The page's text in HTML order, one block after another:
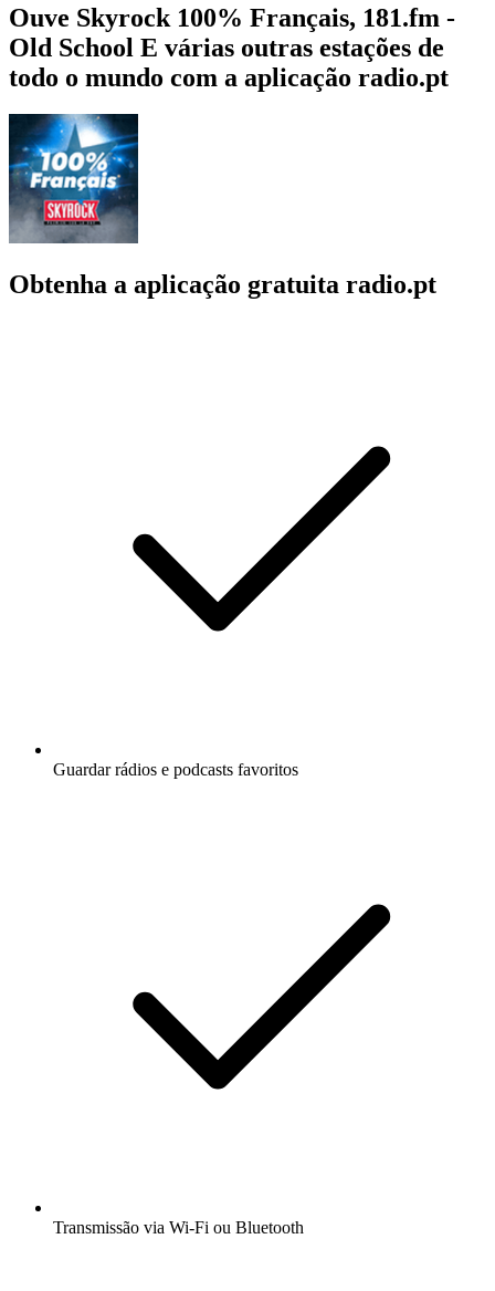
Ouve Skyrock 100% Français, 181.fm -
Old School E várias outras estações de
todo o mundo com a aplicação radio.pt
Obtenha a aplicação gratuita radio.pt
Guardar rádios e podcasts favoritos
Transmissão via Wi-Fi ou Bluetooth